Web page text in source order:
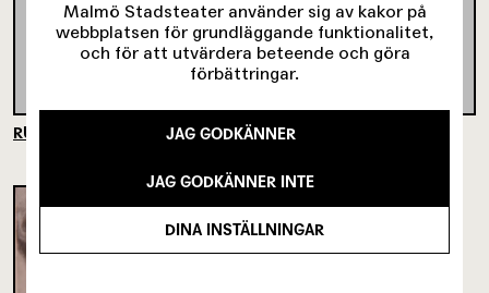
RUNE TURESSON NILS FRITZ
Malmö Stadsteater använder sig av kakor på
webbplatsen för grundläggande funktionalitet,
och för att utvärdera beteende och göra
förbättringar.
JAG GODKÄNNER
JAG GODKÄNNER INTE
DINA INSTÄLLNINGAR